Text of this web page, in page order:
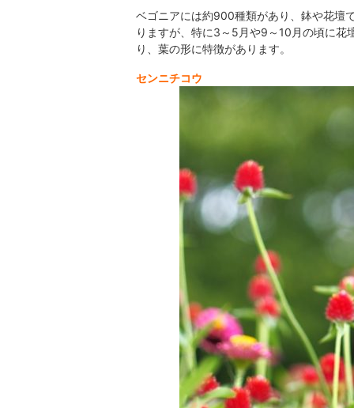
ベゴニアには約900種類があり、鉢や花壇
りますが、特に3～5月や9～10月の頃に花
り、葉の形に特徴があります。
センニチコウ